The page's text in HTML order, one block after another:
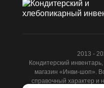
2013 -
Кондитерский
магазин «Инви-шоп».
справочный характер и